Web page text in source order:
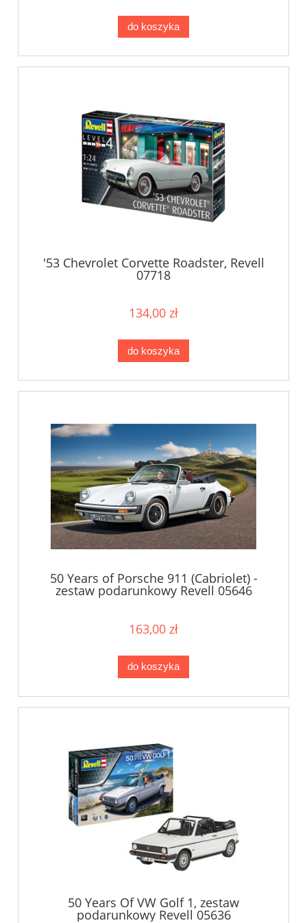
do koszyka
'53 Chevrolet Corvette Roadster, Revell
07718
134,00 zł
do koszyka
50 Years of Porsche 911 (Cabriolet) -
zestaw podarunkowy Revell 05646
163,00 zł
do koszyka
50 Years Of VW Golf 1, zestaw
podarunkowy Revell 05636